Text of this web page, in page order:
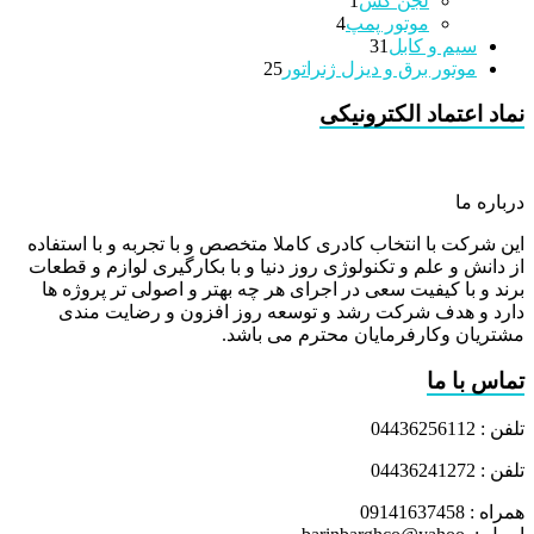
محصولاتموتور پمپ4
4
سیم و کابل 31
محصولات
موتور برق و دیزل ژنراتور 25
نماد اعتماد الکترونیکی
درباره ما
این شرکت با انتخاب کادری کاملا متخصص و با تجربه و با استفاده
از دانش و علم و تکنولوژی روز دنیا و با بکارگیری لوازم و قطعات
برند و با کیفیت سعی در اجرای هر چه بهتر و اصولی تر پروژه ها
دارد و هدف شرکت رشد و توسعه روز افزون و رضایت مندی
مشتریان وکارفرمایان محترم می باشد.
تماس با ما
تلفن : 04436256112
تلفن : 04436241272
همراه : 09141637458